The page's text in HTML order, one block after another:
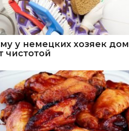
у немецких хозяек дом
чистотой